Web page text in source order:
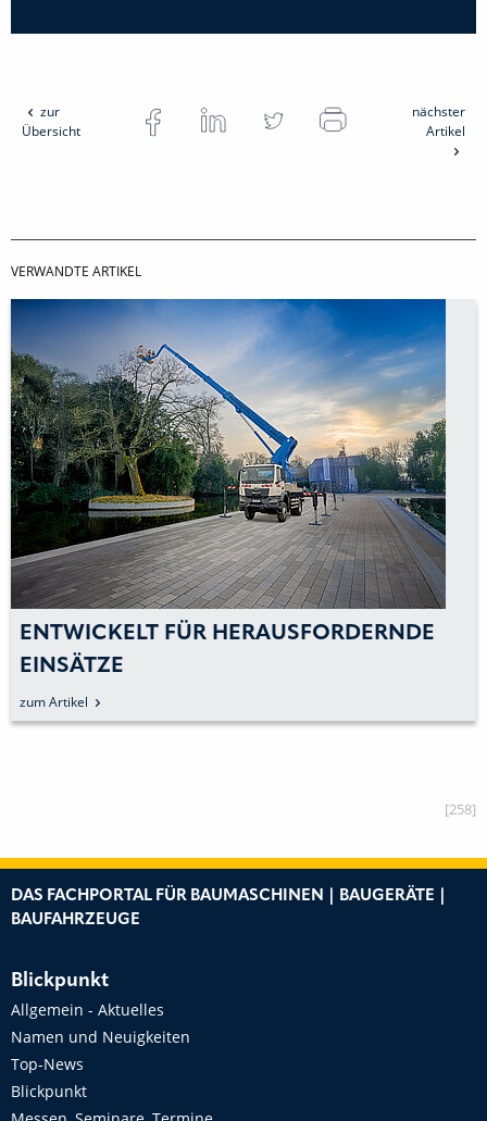
zur
Übersicht
nächster
Artikel
VERWANDTE ARTIKEL
ENTWICKELT FÜR HERAUSFORDERNDE
EINSÄTZE
zum Artikel
[258]
DAS FACHPORTAL FÜR BAUMASCHINEN | BAUGERÄTE |
BAUFAHRZEUGE
Blickpunkt
Allgemein - Aktuelles
Namen und Neuigkeiten
Top-News
Blickpunkt